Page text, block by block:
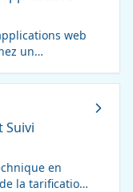
web
un
Suivi
en
la tarification